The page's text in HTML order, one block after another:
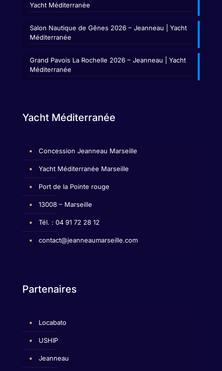
Yacht Méditerranée
Salon Nautique de Gênes 2026 – Jeanneau | Yacht
Méditerranée
Grand Pavois La Rochelle 2026 – Jeanneau | Yacht
Méditerranée
Yacht Méditerranée
Concession Jeanneau Marseille
Yacht Méditerranée Marseille
Port de la Pointe rouge
13008 – Marseille
Tél. : 04 91 72 28 12
contact@jeanneaumarseille.com
Partenaires
Locabato
USHIP
Jeanneau